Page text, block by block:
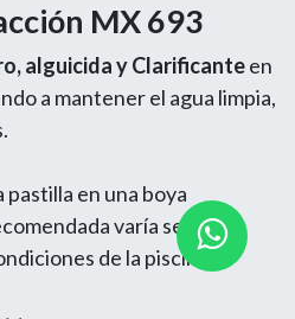
MX 693
alguicida y Clarificanteen
a mantener el agua limpia,
pastilla en una boya
varía según el
de la piscina.